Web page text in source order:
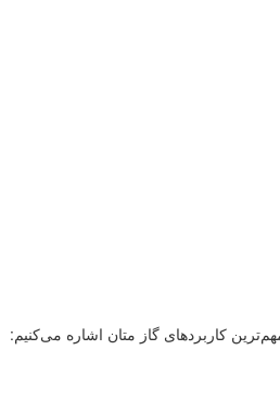
کاربردهای گاز متان اشاره می‌کنیم: